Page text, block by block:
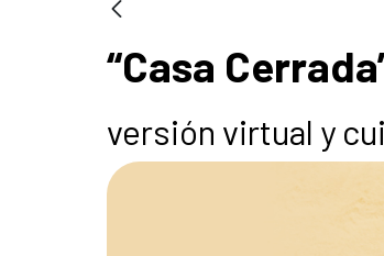
“Casa
versión virtual y